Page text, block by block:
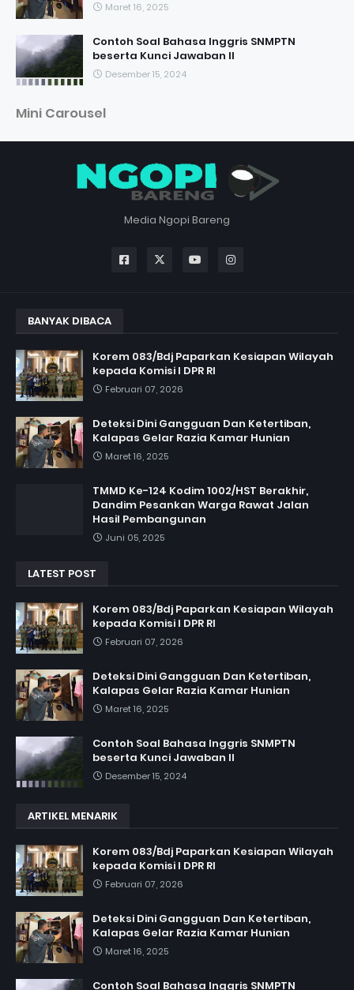
Maret 16, 2025
Contoh Soal Bahasa Inggris SNMPTN
beserta Kunci Jawaban II
Desember 15, 2024
Mini Carousel
Media Ngopi Bareng
BANYAK DIBACA
Korem 083/Bdj Paparkan Kesiapan Wilayah
kepada Komisi I DPR RI
Februari 07, 2026
Deteksi Dini Gangguan Dan Ketertiban,
Kalapas Gelar Razia Kamar Hunian
Maret 16, 2025
TMMD Ke-124 Kodim 1002/HST Berakhir,
Dandim Pesankan Warga Rawat Jalan
Hasil Pembangunan
Juni 05, 2025
LATEST POST
Korem 083/Bdj Paparkan Kesiapan Wilayah
kepada Komisi I DPR RI
Februari 07, 2026
Deteksi Dini Gangguan Dan Ketertiban,
Kalapas Gelar Razia Kamar Hunian
Maret 16, 2025
Contoh Soal Bahasa Inggris SNMPTN
beserta Kunci Jawaban II
Desember 15, 2024
ARTIKEL MENARIK
Korem 083/Bdj Paparkan Kesiapan Wilayah
kepada Komisi I DPR RI
Februari 07, 2026
Deteksi Dini Gangguan Dan Ketertiban,
Kalapas Gelar Razia Kamar Hunian
Maret 16, 2025
Contoh Soal Bahasa Inggris SNMPTN